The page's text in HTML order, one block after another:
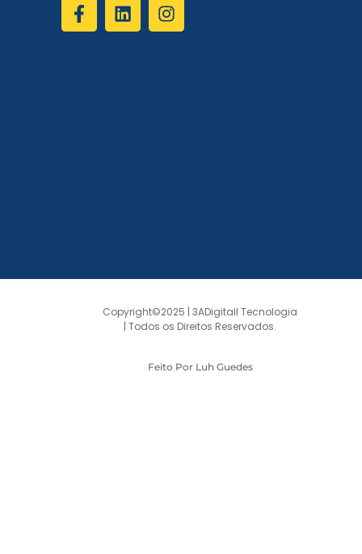
Copyright©2025 | 3ADigitall Tecnologia
| Todos os Direitos Reservados.
Feito Por Luh Guedes